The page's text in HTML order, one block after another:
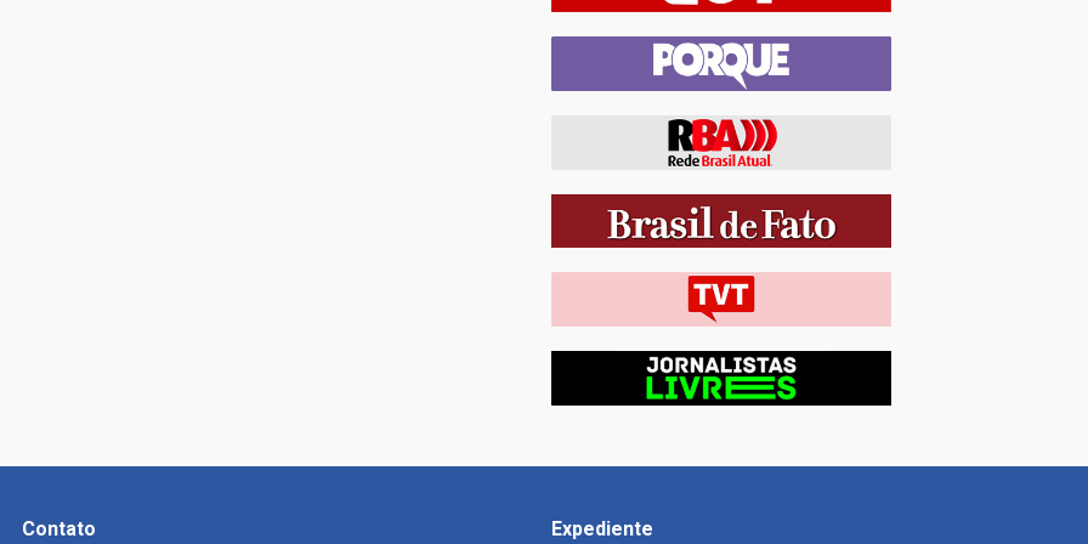
Contato Expediente